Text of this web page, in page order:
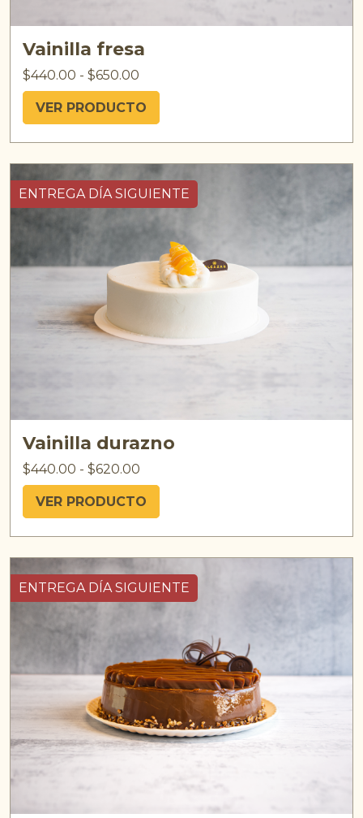
Vainilla fresa
$440.00 - $650.00
VER PRODUCTO
ENTREGA DÍA SIGUIENTE
Vainilla durazno
$440.00 - $620.00
VER PRODUCTO
ENTREGA DÍA SIGUIENTE